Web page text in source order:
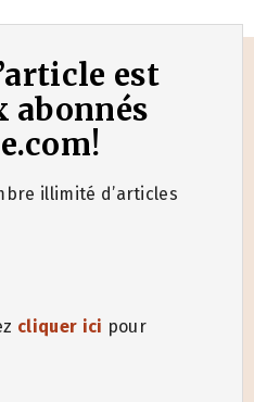
est
abonnés
illimité d’articles
cliquer ici pour